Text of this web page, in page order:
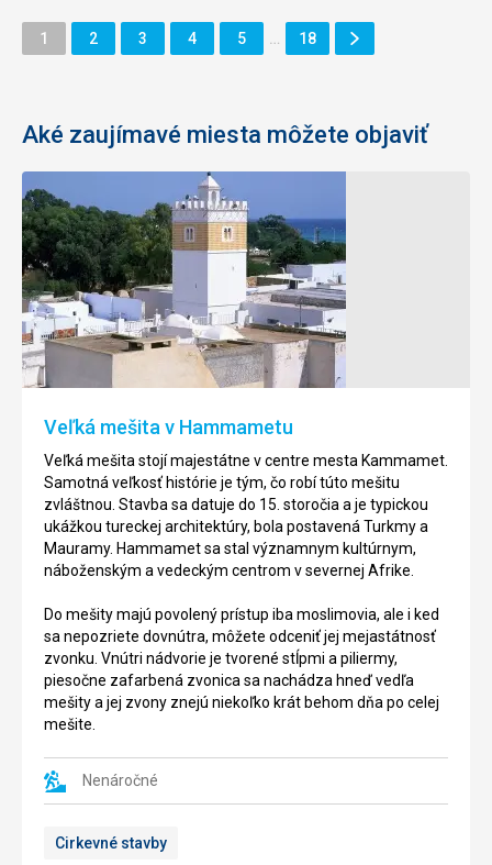
Stránka
1 Stránka
2 Stránka
3 Stránka
4 Stránka
5 Stránka
18
Ďalšie
Stránka
Aké zaujímavé miesta môžete objaviť
Veľká mešita v Hammametu
Veľká mešita stojí majestátne v centre mesta Kammamet.
Samotná veľkosť histórie je tým, čo robí túto mešitu
zvláštnou. Stavba sa datuje do 15. storočia a je typickou
ukážkou tureckej architektúry, bola postavená Turkmy a
Mauramy. Hammamet sa stal významnym kultúrnym,
náboženským a vedeckým centrom v severnej Afrike.
Do mešity majú povolený prístup iba moslimovia, ale i ked
sa nepozriete dovnútra, môžete odceniť jej mejastátnosť
zvonku. Vnútri nádvorie je tvorené stĺpmi a piliermy,
piesočne zafarbená zvonica sa nachádza hneď vedľa
mešity a jej zvony znejú niekoľko krát behom dňa po celej
mešite.
Nenáročné
Cirkevné stavby
Pevnosť
Kasbah
Pevnosť
Kasbah
bola
postavená
v
859,
mieste
starej
byzantskej
tvrdze.
narozlahlejších
pamiatok
Sousse.
Stojí
najvyššom
mieste
Medine.
Hammamet
-
Staré
mesto
(Medina)
Mesti
Hammamet
skvelú
lokáciu,
tesne
severne
zátoke
poloostrova
Bon.
významny
tuniský
turistický
svojími
piesočnatými